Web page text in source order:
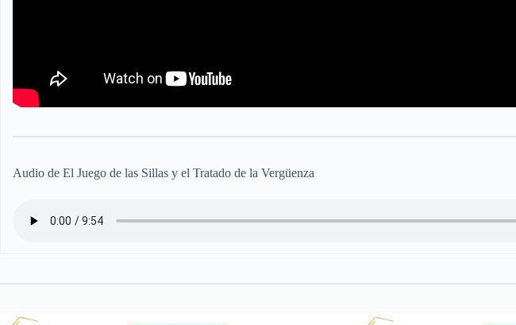
Audio de El Juego de las Sillas y el Tratado de la Vergüenza